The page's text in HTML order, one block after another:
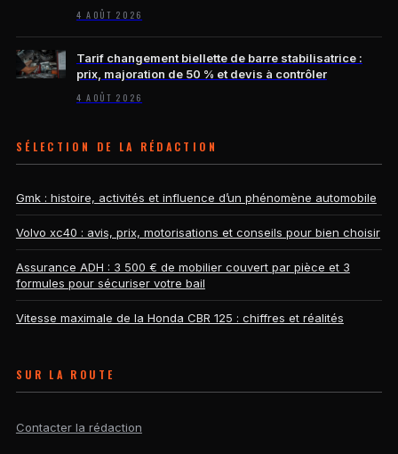
4 AOÛT 2026
Tarif changement biellette de barre stabilisatrice :
prix, majoration de 50 % et devis à contrôler
4 AOÛT 2026
SÉLECTION DE LA RÉDACTION
Gmk : histoire, activités et influence d’un phénomène automobile
Volvo xc40 : avis, prix, motorisations et conseils pour bien choisir
Assurance ADH : 3 500 € de mobilier couvert par pièce et 3
formules pour sécuriser votre bail
Vitesse maximale de la Honda CBR 125 : chiffres et réalités
SUR LA ROUTE
Contacter la rédaction